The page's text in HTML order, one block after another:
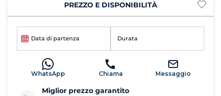
PREZZO E DISPONIBILITÀ
Data di partenza Durata
WhatsApp Chiama Messaggio
Miglior prezzo garantito